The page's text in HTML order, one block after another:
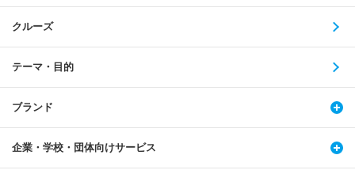
クルーズ
テーマ・目的
ブランド
企業・学校・団体向けサービス